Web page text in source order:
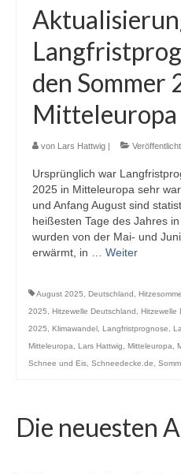
den Sommer
Mitteleuropa
von Lars Hattwig |
Ursprünglich war
2025 in Mitteleuropa sehr
und Anfang August sind
heißesten Tage des Jahres
wurden von der Mai- und
erwärmt, in … Weiter
August 2025 Deutschland
2025
Hitzewelle Deutschland Hitzewelle
2025
Klimawandel Langfristprognose
Mitteleuropa
Lars Hattwig Mitteleuropa
Schnee und Eis Schneedecke.de
Die neuesten